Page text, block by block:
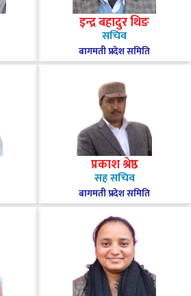
इन्द्र बहादुर थिङ
सचिव
बागमती प्रदेश समिति
प्रकाश श्रेष्ठ
सह सचिव
बागमती प्रदेश समिति